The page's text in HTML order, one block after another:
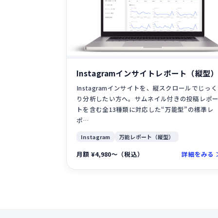
Instagramインサイトレポート（縦型）
Instagramインサイトを、縦スクロールでじっく
り分析したい方へ。サムネイル付きの投稿レポー
トを含む全13種類に対応した“万能型”の標準レ
ポ…
Instagram 万能レポート（縦型）
月額 ¥4,980〜（税込） 詳細をみる